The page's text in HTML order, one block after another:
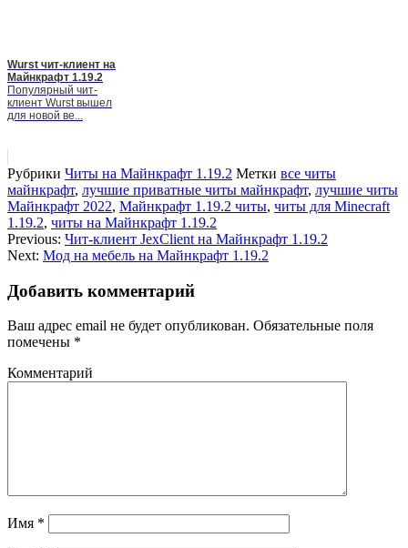
Wurst чит-клиент на
Майнкрафт 1.19.2
Популярный чит-
клиент Wurst вышел
для новой ве...
Рубрики Читы на Майнкрафт 1.19.2 Метки все читы
майнкрафт, лучшие приватные читы майнкрафт, лучшие читы
Майнкрафт 2022, Майнкрафт 1.19.2 читы, читы для Minecraft
1.19.2, читы на Майнкрафт 1.19.2
Previous: Чит-клиент JexClient на Майнкрафт 1.19.2
Next: Мод на мебель на Майнкрафт 1.19.2
Добавить комментарий
Ваш адрес email не будет опубликован. Обязательные поля
помечены *
Комментарий
Имя *